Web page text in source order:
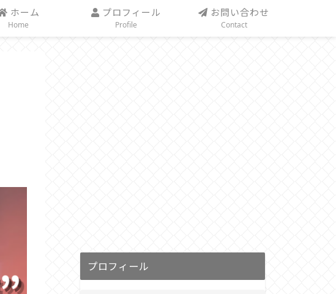
ホーム
Home
プロフィール
Profile
お問い合わせ
Contact
プロフィール